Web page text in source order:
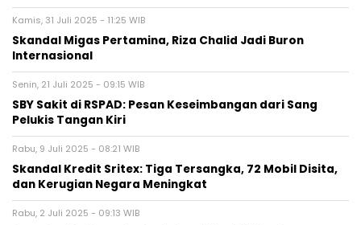
Kamis, 31 Juli 2025 - 11:25 WIB
Skandal Migas Pertamina, Riza Chalid Jadi Buron
Internasional
Senin, 21 Juli 2025 - 09:15 WIB
SBY Sakit di RSPAD: Pesan Keseimbangan dari Sang
Pelukis Tangan Kiri
Rabu, 9 Juli 2025 - 08:21 WIB
Skandal Kredit Sritex: Tiga Tersangka, 72 Mobil Disita,
dan Kerugian Negara Meningkat
Rabu, 2 Juli 2025 - 09:13 WIB